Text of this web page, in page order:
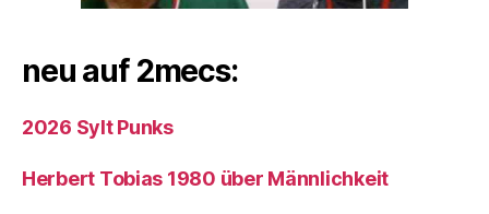
neu auf 2mecs:
2026 Sylt Punks
Herbert Tobias 1980 über Männlichkeit